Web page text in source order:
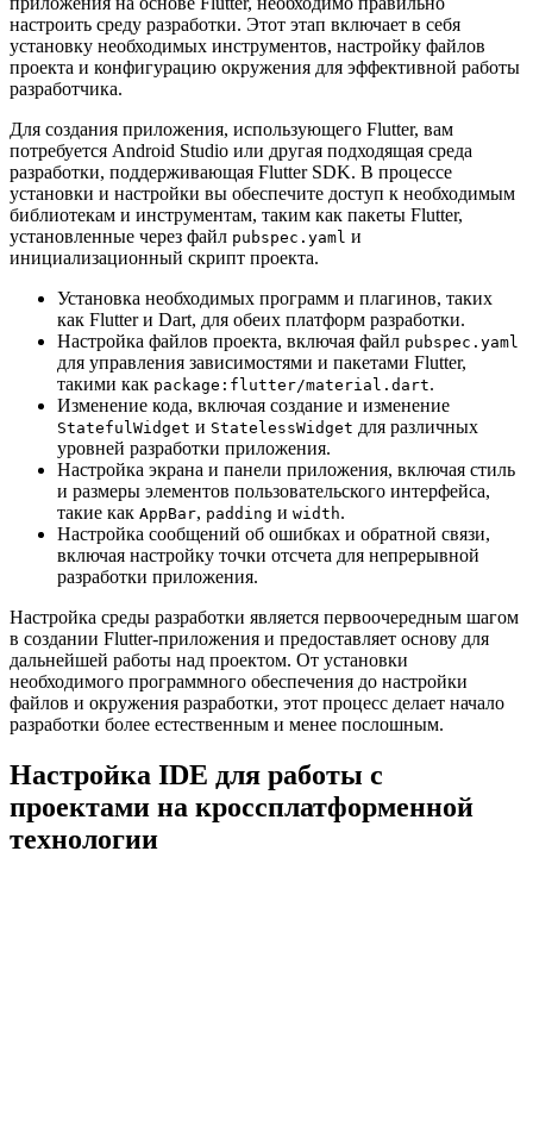
настроить среду разработки. Этот этап включает в себя
установку необходимых инструментов, настройку файлов
проекта и конфигурацию окружения для эффективной работы
разработчика.
Для создания приложения, использующего Flutter, вам
потребуется Android Studio или другая подходящая среда
разработки, поддерживающая Flutter SDK. В процессе
установки и настройки вы обеспечите доступ к необходимым
библиотекам и инструментам, таким как пакеты Flutter,
установленные через файл pubspec.yaml и
инициализационный скрипт проекта.
Установка необходимых программ и плагинов, таких
как Flutter и Dart, для обеих платформ разработки.
Настройка файлов проекта, включая файл pubspec.yaml
для управления зависимостями и пакетами Flutter,
такими как package:flutter/material.dart.
Изменение кода, включая создание и изменение
StatefulWidget и StatelessWidget для различных
уровней разработки приложения.
Настройка экрана и панели приложения, включая стиль
и размеры элементов пользовательского интерфейса,
такие как AppBar, padding и width.
Настройка сообщений об ошибках и обратной связи,
включая настройку точки отсчета для непрерывной
разработки приложения.
Настройка среды разработки является первоочередным шагом
в создании Flutter-приложения и предоставляет основу для
дальнейшей работы над проектом. От установки
необходимого программного обеспечения до настройки
файлов и окружения разработки, этот процесс делает начало
разработки более естественным и менее послошным.
Настройка IDE для работы с
проектами на кроссплатформенной
технологии